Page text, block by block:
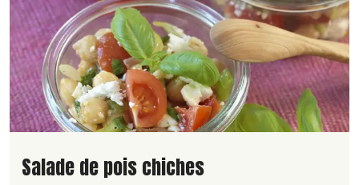
Lire la suite de la recette
Salade de pois chiches